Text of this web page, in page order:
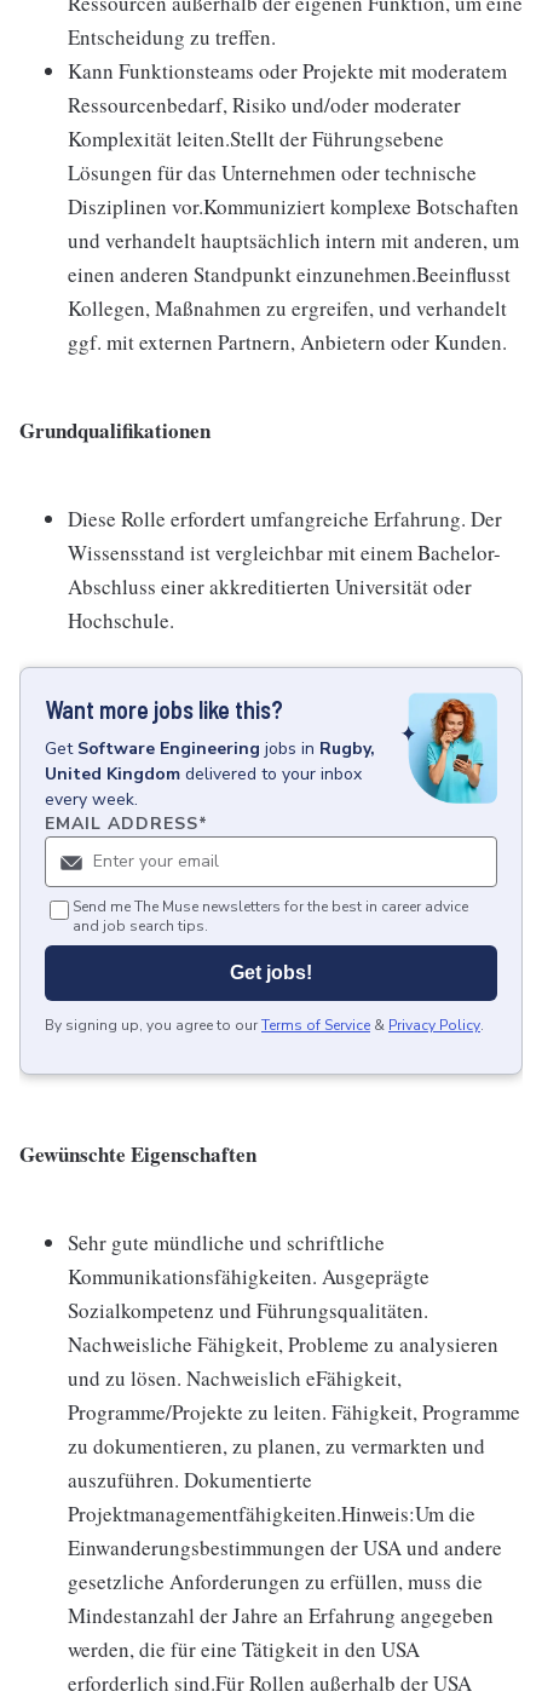
Entscheidung zu treffen.
Kann Funktionsteams oder Projekte mit moderatem
Ressourcenbedarf, Risiko und/oder moderater
Komplexität leiten.Stellt der Führungsebene
Lösungen für das Unternehmen oder technische
Disziplinen vor.Kommuniziert komplexe Botschaften
und verhandelt hauptsächlich intern mit anderen, um
einen anderen Standpunkt einzunehmen.Beeinflusst
Kollegen, Maßnahmen zu ergreifen, und verhandelt
ggf. mit externen Partnern, Anbietern oder Kunden.
Grundqualifikationen
Diese Rolle erfordert umfangreiche Erfahrung. Der
Wissensstand ist vergleichbar mit einem Bachelor-
Abschluss einer akkreditierten Universität oder
Hochschule.
Want more jobs like this?
Get Software Engineering jobs in Rugby,
United Kingdom delivered to your inbox
every week.
EMAIL ADDRESS*
Send me The Muse newsletters for the best in career advice
and job search tips.
Get jobs!
By signing up, you agree to ourTerms of Service & Privacy Policy.
Gewünschte Eigenschaften
Sehr gute mündliche und schriftliche
Kommunikationsfähigkeiten. Ausgeprägte
Sozialkompetenz und Führungsqualitäten.
Nachweisliche Fähigkeit, Probleme zu analysieren
und zu lösen. Nachweislich eFähigkeit,
Programme/Projekte zu leiten. Fähigkeit, Programme
zu dokumentieren, zu planen, zu vermarkten und
auszuführen. Dokumentierte
Projektmanagementfähigkeiten.Hinweis:Um die
Einwanderungsbestimmungen der USA und andere
gesetzliche Anforderungen zu erfüllen, muss die
Mindestanzahl der Jahre an Erfahrung angegeben
werden, die für eine Tätigkeit in den USA
erforderlich sind.Für Rollen außerhalb der USA